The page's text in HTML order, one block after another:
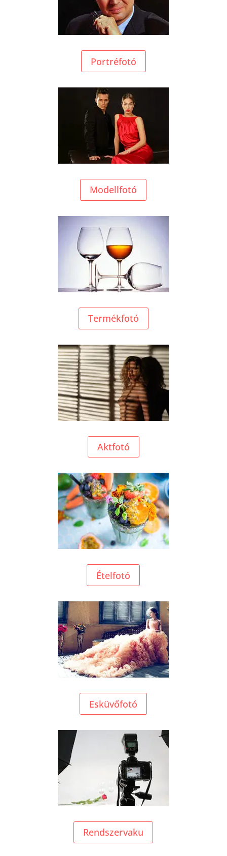
Portréfotó
Modellfotó
Termékfotó
Aktfotó
Ételfotó
Esküvőfotó
Rendszervaku